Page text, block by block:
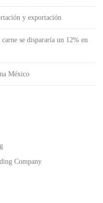
y exportación
se dispararía un 12% en
México
Company